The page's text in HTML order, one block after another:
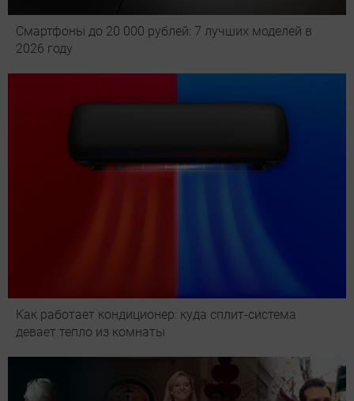
Смартфоны до 20 000 рублей: 7 лучших моделей в
2026 году
Как работает кондиционер: куда сплит-система
девает тепло из комнаты